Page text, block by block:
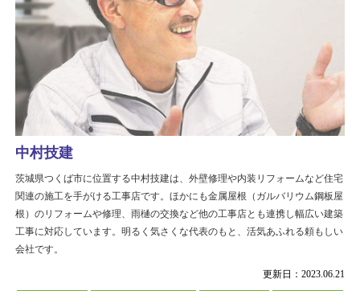
更新日：2023.06.21
中村技建
茨城県つくば市に位置する中村技建は、外壁修理や内装リフォームなど住宅
関連の施工を手がける工事店です。ほかにも金属屋根（ガルバリウム鋼板屋
根）のリフォームや修理、雨樋の交換など他の工事店とも連携し幅広い建築
工事に対応しています。明るく気さくな代表のもと、活気あふれる頼もしい
会社です。